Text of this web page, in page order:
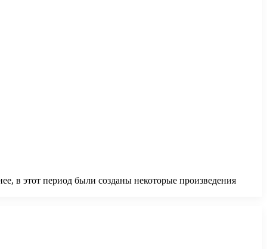
в этот период были созданы некоторые произведения